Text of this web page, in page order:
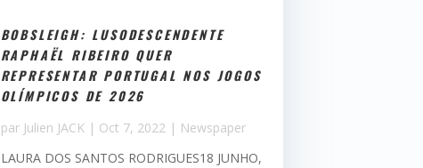
BOBSLEIGH: LUSODESCENDENTE
RAPHAËL RIBEIRO QUER
REPRESENTAR PORTUGAL NOS JOGOS
OLÍMPICOS DE 2026
par Julien JACK| Oct 7, 2022| Newspaper
LAURA DOS SANTOS RODRIGUES18 JUNHO,